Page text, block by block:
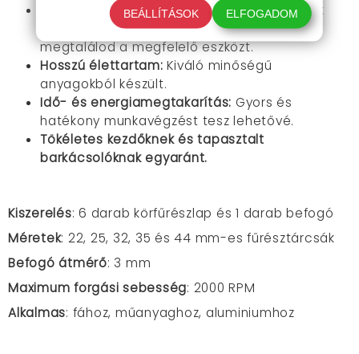
Precíz munka:A különböző méretű lapoknak
köszönhetően bármilyen feladathoz
megtalálod a megfelelő eszközt.
Hosszú élettartam: Kiváló minőségű
anyagokból készült.
Idő- és energiamegtakarítás: Gyors és
hatékony munkavégzést tesz lehetővé.
Tökéletes kezdőknek és tapasztalt
barkácsolóknak egyaránt.
Kiszerelés: 6 darab körfűrészlap és 1 darab befogó
Méretek: 22, 25, 32, 35 és 44 mm-es fűrésztárcsák
Befogó átmérő: 3 mm
Maximum forgási sebesség: 2000 RPM
Alkalmas: fához, műanyaghoz, aluminiumhoz
BEÁLLÍTÁSOK ELFOGADOM